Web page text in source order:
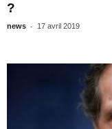
?
news - 17 avril 2019